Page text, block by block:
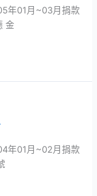
年01月~03月捐款
金
年01月~02月捐款